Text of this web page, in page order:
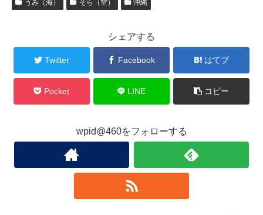
うみ（海） そら（空） 沖縄
シェアする
Twitter Facebook はてブ
Pocket LINE コピー
wpid@460をフォローする